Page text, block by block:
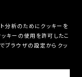
4-1
分析のためにクッキーを
ッキーの使用を許可したこ
ブラウザの設定からクッ